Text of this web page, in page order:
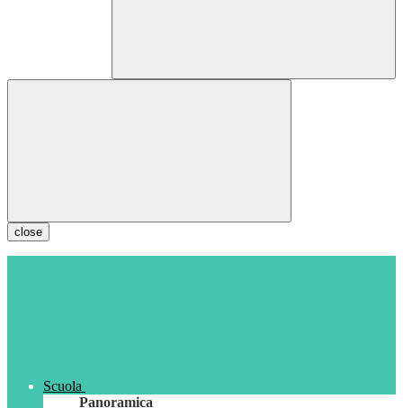
close
Scuola
Panoramica